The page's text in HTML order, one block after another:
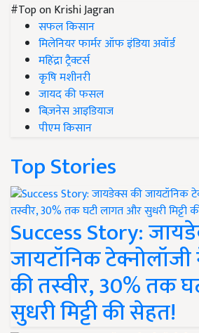
#Top on Krishi Jagran
सफल किसान
मिलेनियर फार्मर ऑफ इंडिया अवॉर्ड
महिंद्रा ट्रैक्टर्स
कृषि मशीनरी
जायद की फसल
बिज़नेस आइडियाज
पीएम किसान
Top Stories
Success Story:
जायटॉनिक
की तस्वीर, 30% तक
सुधरी मिट्टी की सेहत!